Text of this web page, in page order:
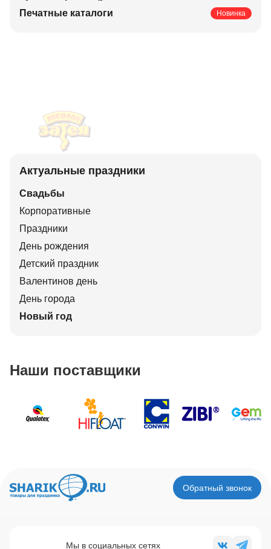
Печатные каталоги
Новинка
Актуальные праздники
Свадьбы
Корпоративные
Праздники
День рождения
Детский праздник
Валентинов день
День города
Новый год
Наши поставщики
Обратный звонок
Мы в социальных сетях